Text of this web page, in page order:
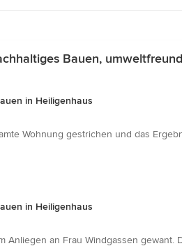
Bauen,
in Heiligenhaus
Wohnung gestrichen und das
in Heiligenhaus
Anliegen an Frau Windgassen